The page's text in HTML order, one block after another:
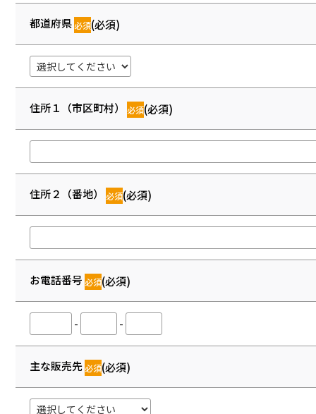
都道府県 (必須)
住所１（市区町村） (必須)
住所２（番地） (必須)
お電話番号 (必須)
- -
主な販売先 (必須)